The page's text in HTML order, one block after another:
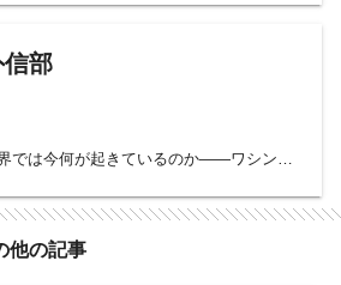
信部
では今何が起きているのか――ワシント
パリ、モスクワ、イスタンブール、北
上海、ソウル、バンコクのFNN11支局を
他の記事